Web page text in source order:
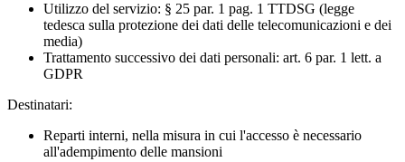
Utilizzo del servizio: § 25 par. 1 pag. 1 TTDSG (legge
tedesca sulla protezione dei dati delle telecomunicazioni e dei
media)
Trattamento successivo dei dati personali: art. 6 par. 1 lett. a
GDPR
Destinatari:
Reparti interni, nella misura in cui l'accesso è necessario
all'adempimento delle mansioni